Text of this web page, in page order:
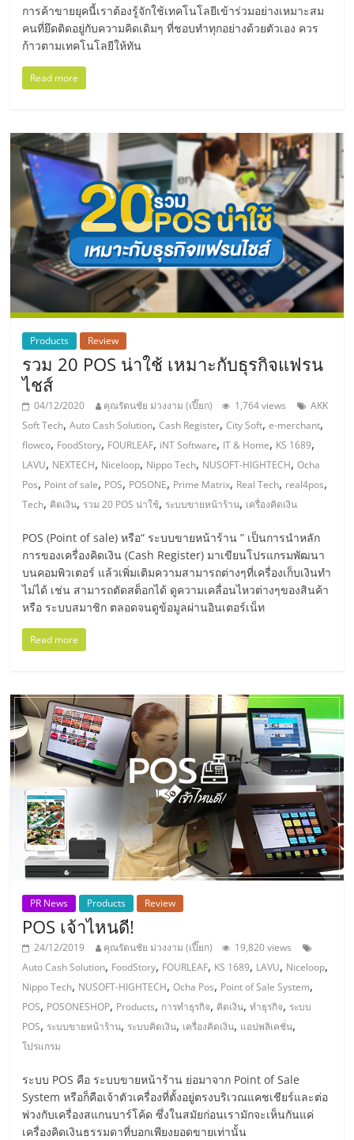
ปรึกษา
แฟ
รน
ไชส์,
รวม
แฟ
รน
ไชส์
ขาย
แฟ
รน
ไชส์
แฟ
รน
ไชส์
ขาย
หน้า
บ้าน
ลงทุน
น้อย
คืน
ทุน
ไว,
ที่
ปรึกษา
การ
การค้าขายยุคนี้เราต้องรู้จักใช้เทคโนโลยีเข้าร่วมอย่างเหมาะสม
คนที่ยึดติดอยู่กับความคิดเดิมๆ ที่ชอบทำทุกอย่างด้วยตัวเอง ควร
ก้าวตามเทคโนโลยีให้ทัน
Read more
Products Review
รวม 20 POS น่าใช้ เหมาะกับธุรกิจแฟรน
ไชส์
04/12/2020 คุณรัตนชัย ม่วงงาม (เปี๊ยก) 1,764 views
AKK
Soft Tech,Auto Cash Solution,Cash Register,City Soft,e-merchant,
flowco, FoodStory, FOURLEAF, iNT Software, IT & Home, KS 1689,
LAVU, NEXTECH, Niceloop, Nippo Tech, NUSOFT-HIGHTECH,Ocha
Pos, Point of sale, POS, POSONE, Prime Matrix, Real Tech, real4pos,
Tech, คิดเงิน, รวม 20 POS น่าใช้, ระบบขายหน้าร้าน, เครื่องคิดเงิน
POS (Point of sale) หรือ“ ระบบขายหน้าร้าน ” เป็นการนำหลัก
การของเครื่องคิดเงิน (Cash Register) มาเขียนโปรแกรมพัฒนา
บนคอมพิวเตอร์ แล้วเพิ่มเติมความสามารถต่างๆที่เครื่องเก็บเงินทำ
ไม่ได้ เช่น สามารถตัดสต็อกได้ ดูความเคลื่อนไหวต่างๆของสินค้า
หรือ ระบบสมาชิก ตลอดจนดูข้อมูลผ่านอินเตอร์เน็ท
Read more
PR News Products Review
POS เจ้าไหนดี!
24/12/2019 คุณรัตนชัย ม่วงงาม (เปี๊ยก)
19,820 views
Auto Cash Solution, FoodStory, FOURLEAF, KS 1689, LAVU, Niceloop,
Nippo Tech, NUSOFT-HIGHTECH,Ocha Pos, Point of Sale System,
POS, POSONESHOP, Products, การทำธุรกิจ, คิดเงิน,ทำธุรกิจ, ระบบ
POS, ระบบขายหน้าร้าน, ระบบคิดเงิน, เครื่องคิดเงิน, แอปพลิเคชั่น,
โปรแกรม
ระบบ POS คือ ระบบขายหน้าร้าน ย่อมาจาก Point of Sale
System หรือก็คือเจ้าตัวเครื่องที่ตั้งอยู่ตรงบริเวณแคชเชียร์และต่อ
พ่วงกับเครื่องสแกนบาร์โค้ด ซึ่งในสมัยก่อนเรามักจะเห็นกันแค่
เครื่องคิดเงินธรรมดาที่บอกเพียงยอดขายเท่านั้น